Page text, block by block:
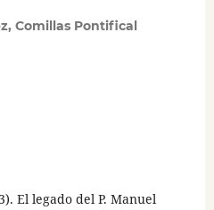
Comillas Pontifical
El legado del P. Manuel